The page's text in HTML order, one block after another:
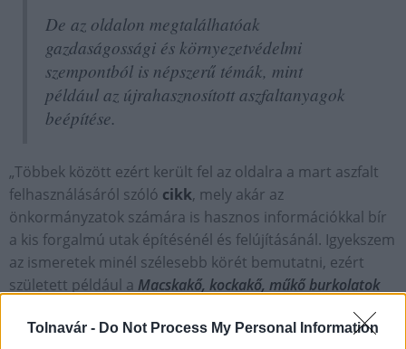
Tolnavár - Do Not Process My Personal Information
De az oldalon megtalálhatóak
gazdaságossági és környezetvédelmi
szempontból is népszerű témák, mint
például az újrahasznosított aszfaltanyagok
beépítése.
„Többek között ezért került fel az oldalra a mart aszfalt
felhasználásáról szóló cikk, mely akár az
önkormányzatok számára is hasznos információkkal bír
a kis forgalmú utak építésénél és felújításánál. Igyekszem
az ismeretek minél szélesebb körét bemutatni, ezért
született például a Macskakő, kockakő, műkő burkolatok
című írás, melyben a macskakő elnevezés eredetének
magyarázatára is kitérek” – mondja Ürmössy Ákos.